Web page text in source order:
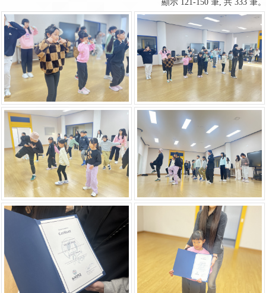
顯示 121-150 筆, 共 333 筆。